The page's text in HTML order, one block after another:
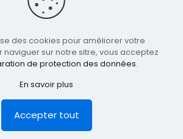
© 2019-2026 - ANNIKÊ
des cookies pour améliorer votre
naviguer sur notre sitre, vous acceptez
de protection des données.
En savoir plus
Accepter tout